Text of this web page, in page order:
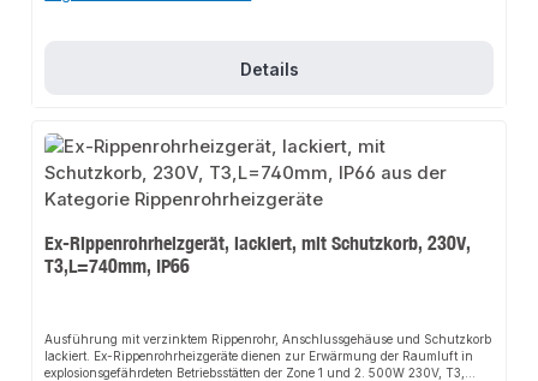
Details
Ex-Rippenrohrheizgerät, lackiert, mit Schutzkorb, 230V,
T3,L=740mm, IP66
Ausführung mit verzinktem Rippenrohr, Anschlussgehäuse und Schutzkorb
lackiert. Ex-Rippenrohrheizgeräte dienen zur Erwärmung der Raumluft in
explosionsgefährdeten Betriebsstätten der Zone 1 und 2. 500W 230V, T3,